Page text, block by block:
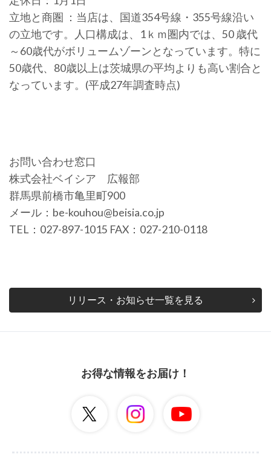
立地と商圏 ：当店は、国道354号線・355号線沿い
の立地です。人口構成は、1ｋｍ圏内では、50 歳代
～60歳代がボリュームゾーンとなっています。特に
50歳代、80歳以上は茨城県の平均よりも高い割合と
なっています。(平成27年調査時点)
お問い合わせ窓口
株式会社ベイシア 広報部
群馬県前橋市亀里町900
メール：be-kouhou@beisia.co.jp
TEL：027-897-1015 FAX：027-210-0118
リリース・お知らせ一覧を見る
お得な情報をお届け！